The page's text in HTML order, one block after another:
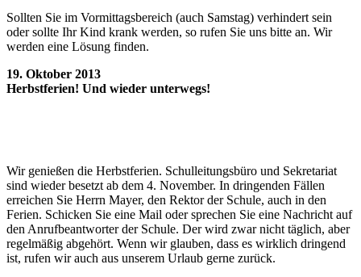
Sollten Sie im Vormittagsbereich (auch Samstag) verhindert sein
oder sollte Ihr Kind krank werden, so rufen Sie uns bitte an. Wir
werden eine Lösung finden.
19. Oktober 2013
Herbstferien! Und wieder unterwegs!
Wir genießen die Herbstferien. Schulleitungsbüro und Sekretariat
sind wieder besetzt ab dem 4. November. In dringenden Fällen
erreichen Sie Herrn Mayer, den Rektor der Schule, auch in den
Ferien. Schicken Sie eine Mail oder sprechen Sie eine Nachricht auf
den Anrufbeantworter der Schule. Der wird zwar nicht täglich, aber
regelmäßig abgehört. Wenn wir glauben, dass es wirklich dringend
ist, rufen wir auch aus unserem Urlaub gerne zurück.